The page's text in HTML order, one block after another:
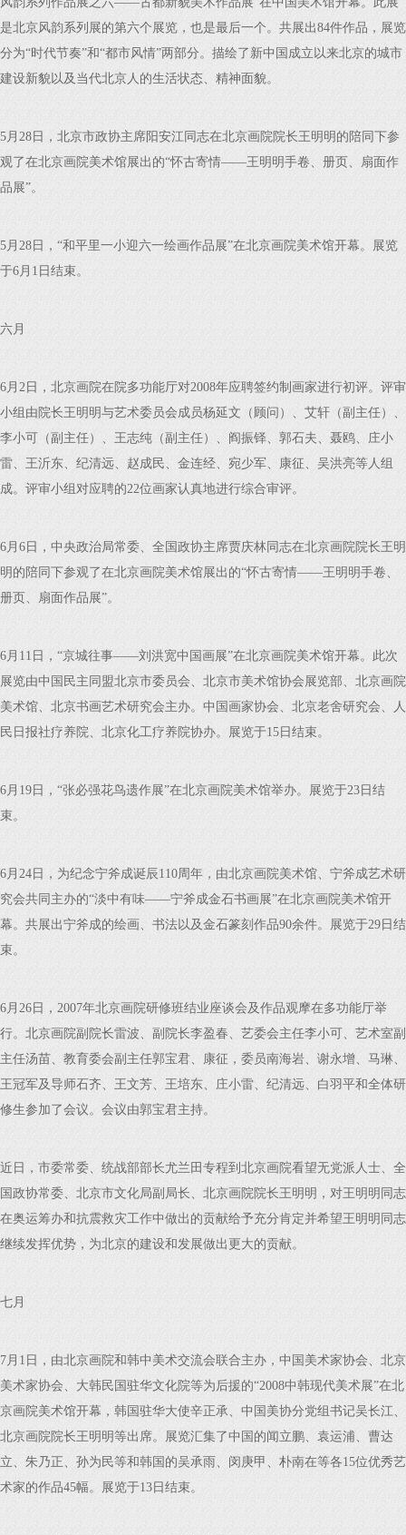
是北京风韵系列展的第六个展览，也是最后一个。共展出84件作品，展览
分为“时代节奏”和“都市风情”两部分。描绘了新中国成立以来北京的城市
建设新貌以及当代北京人的生活状态、精神面貌。
5月28日，北京市政协主席阳安江同志在北京画院院长王明明的陪同下参
观了在北京画院美术馆展出的“怀古寄情——王明明手卷、册页、扇面作
品展”。
5月28日，“和平里一小迎六一绘画作品展”在北京画院美术馆开幕。展览
于6月1日结束。
六月
6月2日，北京画院在院多功能厅对2008年应聘签约制画家进行初评。评审
小组由院长王明明与艺术委员会成员杨延文（顾问）、艾轩（副主任）、
李小可（副主任）、王志纯（副主任）、阎振铎、郭石夫、聂鸥、庄小
雷、王沂东、纪清远、赵成民、金连经、宛少军、康征、吴洪亮等人组
成。评审小组对应聘的22位画家认真地进行综合审评。
6月6日，中央政治局常委、全国政协主席贾庆林同志在北京画院院长王明
明的陪同下参观了在北京画院美术馆展出的“怀古寄情——王明明手卷、
册页、扇面作品展”。
6月11日，“京城往事——刘洪宽中国画展”在北京画院美术馆开幕。此次
展览由中国民主同盟北京市委员会、北京市美术馆协会展览部、北京画院
美术馆、北京书画艺术研究会主办。中国画家协会、北京老舍研究会、人
民日报社疗养院、北京化工疗养院协办。展览于15日结束。
6月19日，“张必强花鸟遗作展”在北京画院美术馆举办。展览于23日结
束。
6月24日，为纪念宁斧成诞辰110周年，由北京画院美术馆、宁斧成艺术研
究会共同主办的“淡中有味——宁斧成金石书画展”在北京画院美术馆开
幕。共展出宁斧成的绘画、书法以及金石篆刻作品90余件。展览于29日结
束。
6月26日，2007年北京画院研修班结业座谈会及作品观摩在多功能厅举
行。北京画院副院长雷波、副院长李盈春、艺委会主任李小可、艺术室副
主任汤苗、教育委会副主任郭宝君、康征，委员南海岩、谢永增、马琳、
王冠军及导师石齐、王文芳、王培东、庄小雷、纪清远、白羽平和全体研
修生参加了会议。会议由郭宝君主持。
近日，市委常委、统战部部长尤兰田专程到北京画院看望无党派人士、全
国政协常委、北京市文化局副局长、北京画院院长王明明，对王明明同志
在奥运筹办和抗震救灾工作中做出的贡献给予充分肯定并希望王明明同志
继续发挥优势，为北京的建设和发展做出更大的贡献。
七月
7月1日，由北京画院和韩中美术交流会联合主办，中国美术家协会、北京
美术家协会、大韩民国驻华文化院等为后援的“2008中韩现代美术展”在北
京画院美术馆开幕，韩国驻华大使辛正承、中国美协分党组书记吴长江、
北京画院院长王明明等出席。展览汇集了中国的闻立鹏、袁运浦、曹达
立、朱乃正、孙为民等和韩国的吴承雨、闵庚甲、朴南在等各15位优秀艺
术家的作品45幅。展览于13日结束。